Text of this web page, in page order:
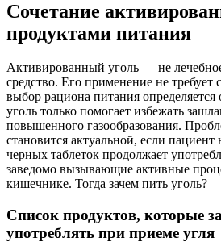
Сочетание
продуктами питания
Активированный уголь — не
средство. Его применение не требует
выбор рациона питания определяется
уголь только помогает избежать
повышенного газообразования.
становится актуальной, если
черных таблеток продолжает
заведомо вызывающие активные
кишечнике. Тогда зачем пить уголь?
Список продуктов, которые
употреблять при приеме угля